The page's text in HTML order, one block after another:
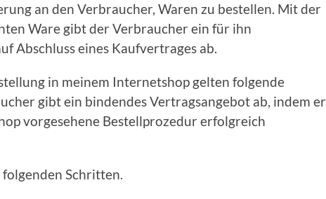
an den Verbraucher, Waren zu bestellen. Mit der
Ware gibt der Verbraucher ein für ihn
Abschluss eines Kaufvertrages ab.
in meinem Internetshop gelten folgende
gibt ein bindendes Vertragsangebot ab, indem er
vorgesehene Bestellprozedur erfolgreich
Schritten.